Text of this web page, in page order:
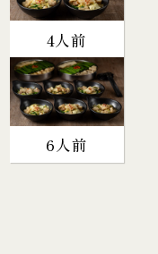
4人前
6人前